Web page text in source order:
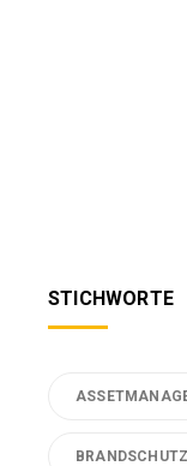
STICHWORTE
BRANDSCHUTZ